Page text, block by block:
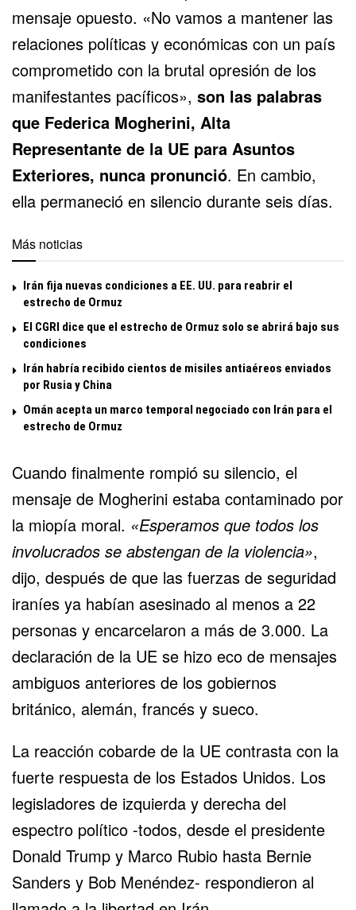
mensaje opuesto. «No vamos a mantener las
relaciones políticas y económicas con un país
comprometido con la brutal opresión de los
manifestantes pacíficos», son las palabras
que Federica Mogherini, Alta
Representante de la UE para Asuntos
Exteriores, nunca pronunció. En cambio,
ella permaneció en silencio durante seis días.
Más noticias
Irán fija nuevas condiciones a EE. UU. para reabrir el
estrecho de Ormuz
El CGRI dice que el estrecho de Ormuz solo se abrirá bajo sus
condiciones
Irán habría recibido cientos de misiles antiaéreos enviados
por Rusia y China
Omán acepta un marco temporal negociado con Irán para el
estrecho de Ormuz
Cuando finalmente rompió su silencio, el
mensaje de Mogherini estaba contaminado por
la miopía moral. «Esperamos que todos los
involucrados se abstengan de la violencia»,
dijo, después de que las fuerzas de seguridad
iraníes ya habían asesinado al menos a 22
personas y encarcelaron a más de 3.000. La
declaración de la UE se hizo eco de mensajes
ambiguos anteriores de los gobiernos
británico, alemán, francés y sueco.
La reacción cobarde de la UE contrasta con la
fuerte respuesta de los Estados Unidos. Los
legisladores de izquierda y derecha del
espectro político -todos, desde el presidente
Donald Trump y Marco Rubio hasta Bernie
Sanders y Bob Menéndez- respondieron al